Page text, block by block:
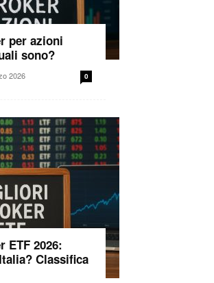
per azioni
sono?
2026 0
ETF 2026:
Classifica